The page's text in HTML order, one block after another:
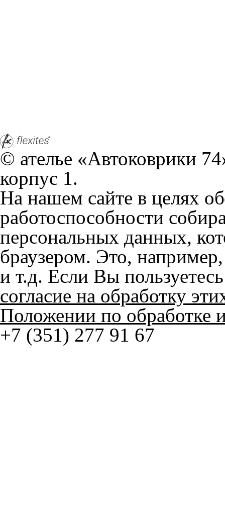
корпус 1.
На нашем сайте в целях
работоспособности
персональных данных,
браузером. Это,
и т.д. Если Вы
согласие на обработку
Положении по обработке
+7 (351) 277 91 67